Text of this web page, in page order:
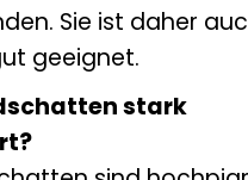
Sie ist daher
geeignet.
stark